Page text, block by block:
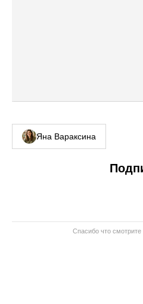
Яна Вараксина
Спасибо что смотрите